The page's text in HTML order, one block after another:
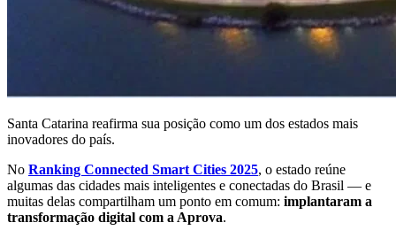
Santa Catarina reafirma sua posição como um dos estados mais
inovadores do país.
No Ranking Connected Smart Cities 2025, o estado reúne
algumas das cidades mais inteligentes e conectadas do Brasil — e
muitas delas compartilham um ponto em comum: implantaram a
transformação digital com a Aprova.